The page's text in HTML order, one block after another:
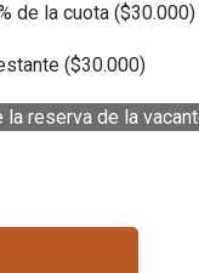
de la cuota ($30.000)
($30.000)
reserva de la